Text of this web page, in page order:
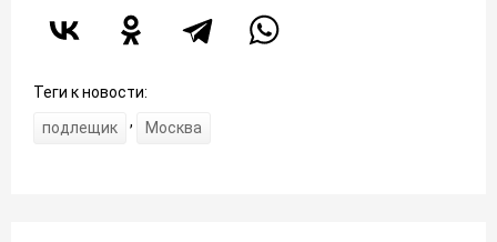
Теги к новости:
подлещик
, Москва